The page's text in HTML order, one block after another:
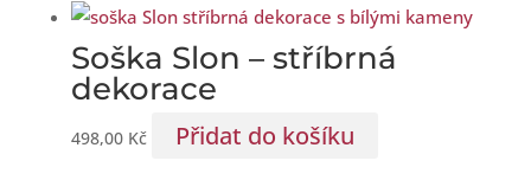
Soška Slon – stříbrná
dekorace
498,00 Kč Přidat do košíku